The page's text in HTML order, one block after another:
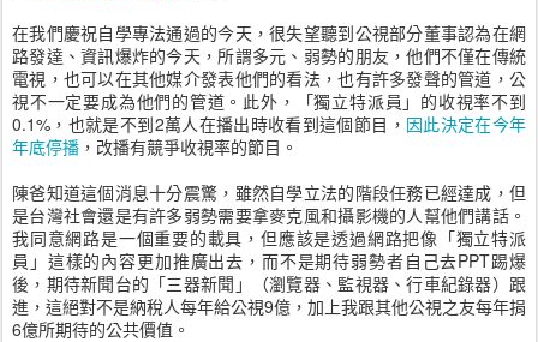
在我們慶祝自學專法通過的今天，很失望聽到公視部分董事認為在網
路發達、資訊爆炸的今天，所謂多元、弱勢的朋友，他們不僅在傳統
電視，也可以在其他媒介發表他們的看法，也有許多發聲的管道，公
視不一定要成為他們的管道。此外，「獨立特派員」的收視率不到
0.1%，也就是不到2萬人在播出時收看到這個節目， 因此決定在今年
年底停播 ，改播有競爭收視率的節目。
陳爸知道這個消息十分震驚，雖然自學立法的階段任務已經達成，但
是台灣社會還是有許多弱勢需要拿麥克風和攝影機的人幫他們講話。
我同意網路是一個重要的載具，但應該是透過網路把像「獨立特派
員」這樣的內容更加推廣出去，而不是期待弱勢者自己去PPT踢爆
後，期待新聞台的「三器新聞」（瀏覽器、監視器、行車紀錄器）跟
進，這絕對不是納稅人每年給公視9億，加上我跟其他公視之友每年捐
6億所期待的公共價值。